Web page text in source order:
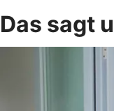
Das sagt